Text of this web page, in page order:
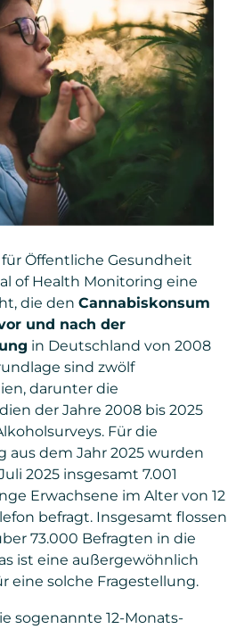
Öffentliche Gesundheit
of Health Monitoring eine
die den Cannabiskonsum
und nach der
in Deutschland von 2008
sind zwölf
darunter die
der Jahre 2008 bis 2025
Für die
aus dem Jahr 2025 wurden
2025 insgesamt 7.001
Erwachsene im Alter von 12
befragt. Insgesamt flossen
73.000 Befragten in die
ist eine außergewöhnlich
eine solche Fragestellung.
sogenannte 12-Monats-